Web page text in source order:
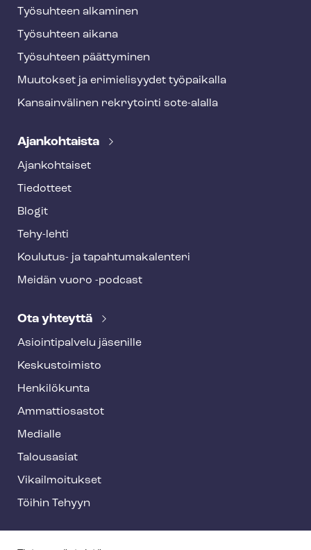
Työsuhteen alkaminen
Työsuhteen aikana
Työsuhteen päättyminen
Muutokset ja erimielisyydet työpaikalla
Kansainvälinen rekrytointi sote-alalla
Ajankohtaista
Ajankohtaiset
Tiedotteet
Blogit
Tehy-lehti
Koulutus- ja ta­pah­tu­ma­ka­len­te­ri
Meidän vuoro -podcast
Ota yhteyttä
Asioin­ti­pal­ve­lu jäsenille
Keskustoimisto
Henkilökunta
Ammattiosastot
Medialle
Talousasiat
Vi­kail­moi­tuk­set
Töihin Tehyyn